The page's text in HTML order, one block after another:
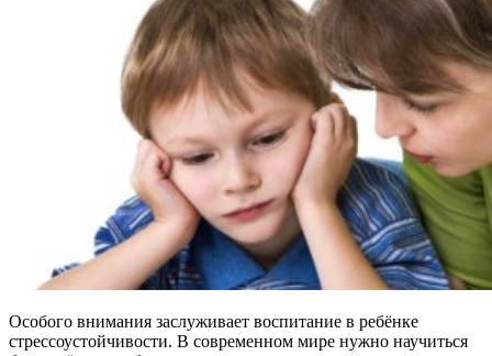
Особого внимания заслуживает воспитание в ребёнке
стрессоустойчивости. В современном мире нужно научиться